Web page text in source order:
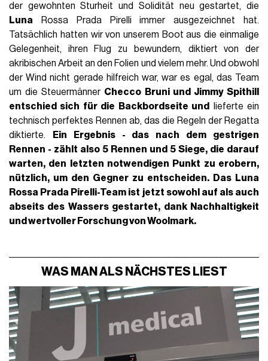
der gewohnten Sturheit und Solidität neu gestartet, die
Luna Rossa Prada Pirelli immer ausgezeichnet hat.
Tatsächlich hatten wir von unserem Boot aus die einmalige
Gelegenheit, ihren Flug zu bewundern, diktiert von der
akribischen Arbeit an den Folien und vielem mehr. Und obwohl
der Wind nicht gerade hilfreich war, war es egal, das Team
um die Steuermänner Checco Bruni und Jimmy Spithill
entschied sich für die Backbordseite und
lieferte ein
technisch perfektes Rennen ab, das die Regeln der Regatta
diktierte.
Ein Ergebnis - das nach dem gestrigen
Rennen - zählt also5 Rennen und 5 Siege, die darauf
warten, den letzten notwendigen Punkt zu erobern,
nützlich, um den Gegner zu entscheiden. Das Luna
Rossa Prada Pirelli-Team ist jetzt sowohl auf als auch
abseits des Wassers gestartet, dank Nachhaltigkeit
und wertvoller Forschung von Woolmark.
WAS MAN ALS NÄCHSTES LIEST